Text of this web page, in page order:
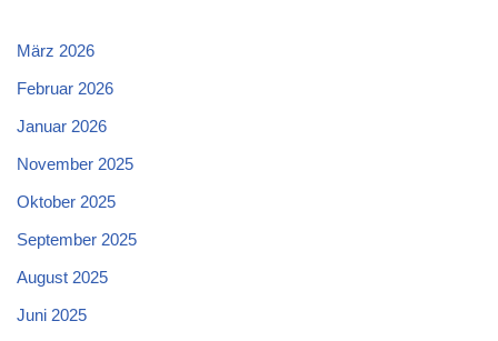
März 2026
Februar 2026
Januar 2026
November 2025
Oktober 2025
September 2025
August 2025
Juni 2025